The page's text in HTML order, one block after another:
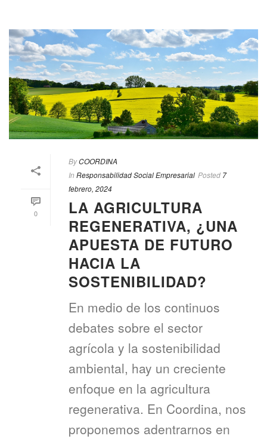
0
ByCOORDINA
In Responsabilidad Social Empresarial Posted 7
febrero, 2024
LA AGRICULTURA
REGENERATIVA, ¿UNA
APUESTA DE FUTURO
HACIA LA
SOSTENIBILIDAD?
En medio de los continuos
debates sobre el sector
agrícola y la sostenibilidad
ambiental, hay un creciente
enfoque en la agricultura
regenerativa. En Coordina, nos
proponemos adentrarnos en